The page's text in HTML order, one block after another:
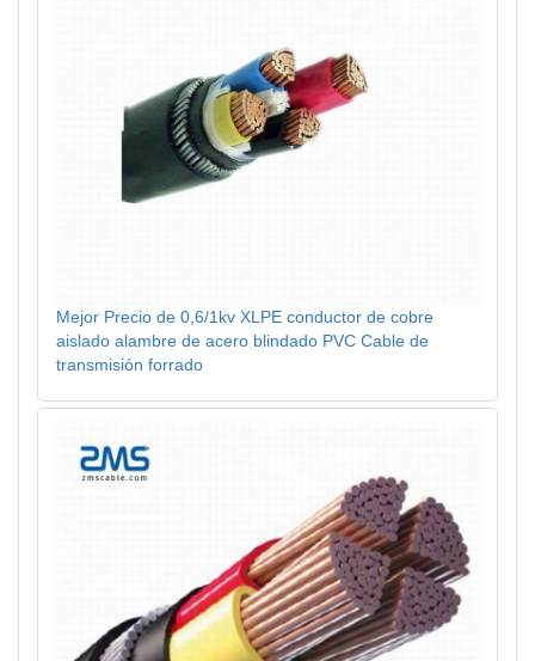
Mejor Precio de 0,6/1kv XLPE conductor de cobre
aislado alambre de acero blindado PVC Cable de
transmisión forrado